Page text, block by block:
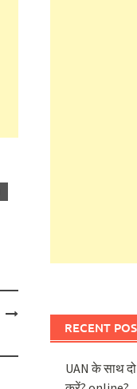
RECENT
UAN के साथ